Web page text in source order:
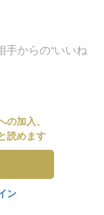
からの“いいね
加入、
読めます
ン